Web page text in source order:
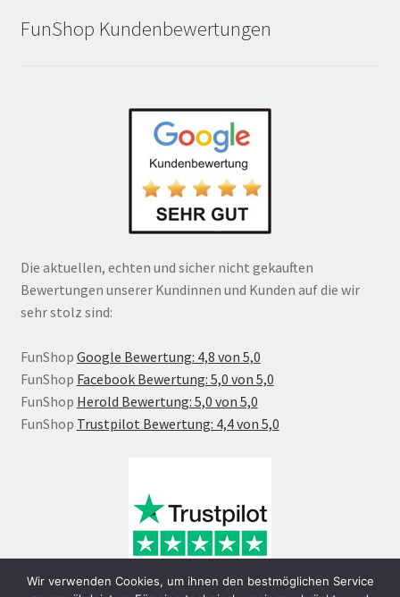
FunShop Kundenbewertungen
Die aktuellen, echten und sicher nicht gekauften
Bewertungen unserer Kundinnen und Kunden auf die wir
sehr stolz sind:
FunShop Google Bewertung: 4,8 von 5,0
FunShop Facebook Bewertung: 5,0 von 5,0
FunShop Herold Bewertung: 5,0 von 5,0
FunShop Trustpilot Bewertung: 4,4 von 5,0
Wir verwenden Cookies, um ihnen den bestmöglichen Service